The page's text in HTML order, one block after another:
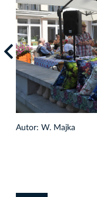
Autor: W. Majka